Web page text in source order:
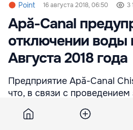
Point 16 августа 2018, 06:50 3
Apă-Canal
отключении воды
Августа 2018 года
Предприятие Apă-Canal
что, в связи с
Кишинева, будет